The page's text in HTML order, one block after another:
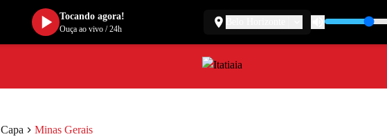
Capa Minas Gerais
Tocando agora!
Ouça ao vivo/24h